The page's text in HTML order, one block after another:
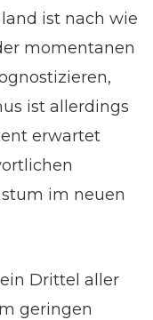
ist nach wie
momentanen
ist allerdings
erwartet
im neuen
Drittel aller
geringen